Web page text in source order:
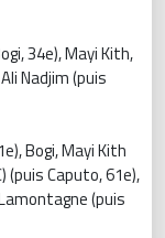
34e), Mayi Kith,
Nadjim (puis
Bogi, Mayi Kith
(puis Caputo, 61e),
(puis